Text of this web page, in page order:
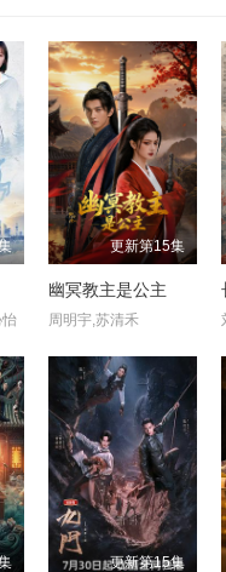
更新第15集
幽冥教主是公主
周明宇,苏清禾
更新第15集